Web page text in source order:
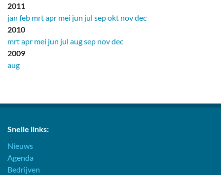
2011
jan feb mrtapr mei jun jul sepokt novdec
2010
mrtapr mei jun jul augsep novdec
2009
aug
Snelle links:
Nieuws
Agenda
Bedrijven